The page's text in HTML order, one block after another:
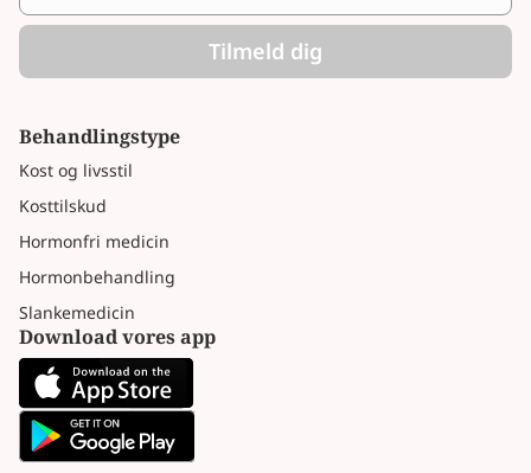
Behandlingstype
Kost og livsstil
Kosttilskud
Hormonfri medicin
Hormonbehandling
Slankemedicin
Download vores app
Tilmeld dig